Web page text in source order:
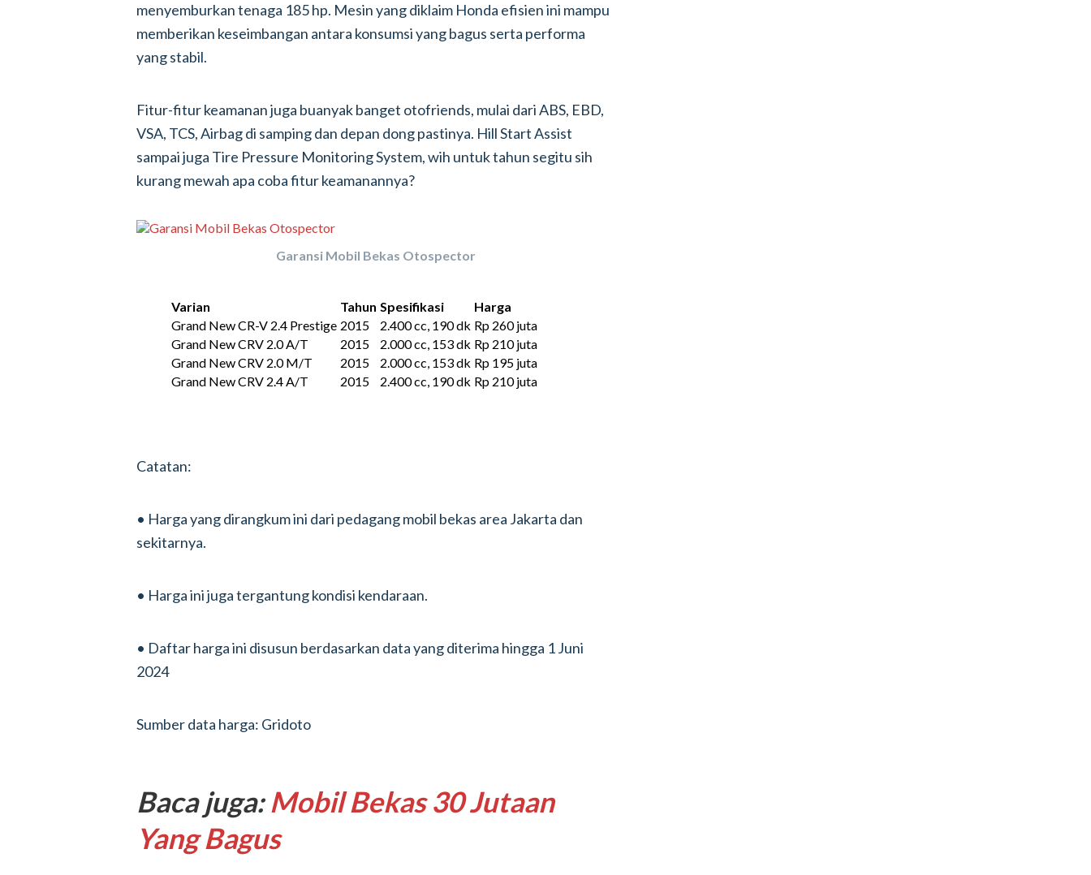
menyemburkan tenaga 185 hp. Mesin yang diklaim Honda efisien ini mampu
memberikan keseimbangan antara konsumsi yang bagus serta performa
yang stabil.
Fitur-fitur keamanan juga buanyak banget otofriends, mulai dari ABS, EBD,
VSA, TCS, Airbag di samping dan depan dong pastinya. Hill Start Assist
sampai juga Tire Pressure Monitoring System, wih untuk tahun segitu sih
kurang mewah apa coba fitur keamanannya?
Garansi Mobil Bekas Otospector
Varian Tahun Spesifikasi
Harga
Grand New CR-V 2.4 Prestige 2015 2.400 cc, 190 dk Rp 260 juta
Grand New CRV 2.0 A/T
2015 2.000 cc, 153 dk Rp 210 juta
Grand New CRV 2.0 M/T
2015 2.000 cc, 153 dk Rp 195 juta
Grand New CRV 2.4 A/T
2015 2.400 cc, 190 dk Rp 210 juta
Catatan:
• Harga yang dirangkum ini dari pedagang mobil bekas area Jakarta dan
sekitarnya.
• Harga ini juga tergantung kondisi kendaraan.
• Daftar harga ini disusun berdasarkan data yang diterima hingga 1 Juni
2024
Sumber data harga: Gridoto
Baca juga:Mobil Bekas 30 Jutaan
Yang Bagus